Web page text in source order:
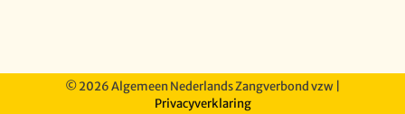
©2026 Algemeen Nederlands Zangverbond vzw |
Privacyverklaring